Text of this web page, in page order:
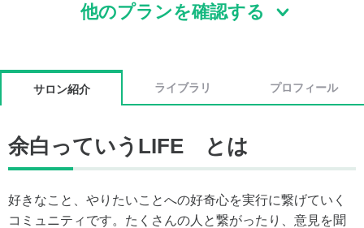
他のプランを確認する
サロン紹介 ライブラリ プロフィール
余白っていうLIFE とは
好きなこと、やりたいことへの好奇心を実行に繋げていく
コミュニティです。たくさんの人と繋がったり、意見を聞